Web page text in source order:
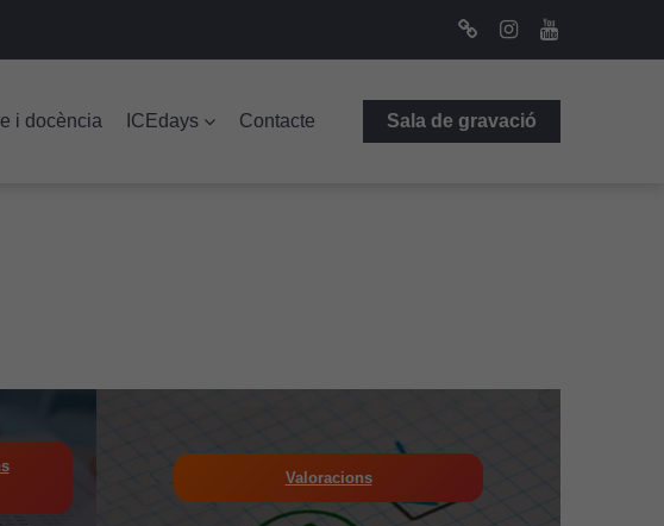
i docència ICEdays Contacte Sala de gravació
Valoracions